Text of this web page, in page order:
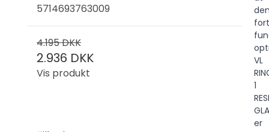
5714693763009
4.195 DKK
2.936 DKK
Vis produkt
VL
1
er